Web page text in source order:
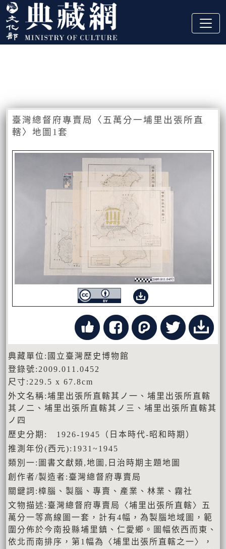
跳到主要內容
:::
臺灣總督府專賣局〈五萬分一埔里出張所直
轄〉地圖1套
典藏單位:國立臺灣歷史博物館
登錄號:2009.011.0452
尺寸:229.5 x 67.8cm
外文名稱:埔里出張所直轄其ノ一、埔里出張所直轄
其ノ二、埔里出張所直轄其ノ三、埔里出張所直轄其
ノ四
歷史分期: 1926-1945（日本時代-昭和時期）
推測年份(西元):1931~1945
類別一:圖書文獻類,地圖,日治時期主題地圖
創作者/製造者:臺灣總督府專賣局
關鍵詞:樟腦、製腦、專賣、產業、林業、霧社
文物描述:臺灣總督府專賣局〈埔里出張所直轄〉五
萬分一等高線圖一套，計有4幅，為製腦地域圖，範
圍分佈於今南投縣埔里鎮、仁愛鄉。圖幅依西而東、
依北而南排序，第1幅為〈埔里出張所直轄之一〉，